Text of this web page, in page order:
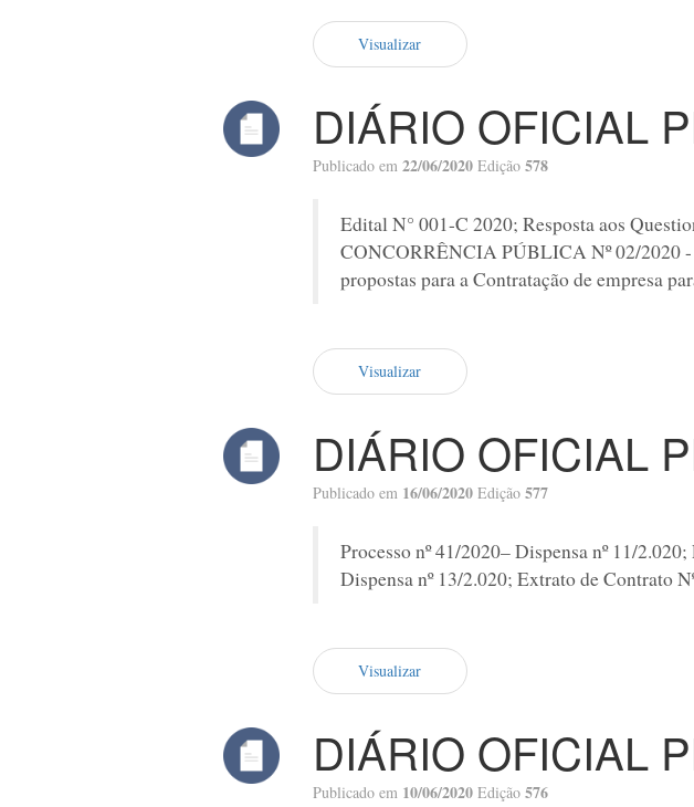
Visualizar
DIÁRIO OFICIAL
Publicado em 22/06/2020 Edição 578
Edital N° 001-C 2020; Resposta aos
CONCORRÊNCIA PÚBLICA Nº 02/2020 -
propostas para a Contratação de empresa
Visualizar
DIÁRIO OFICIAL
Publicado em 16/06/2020 Edição 577
Processo nº 41/2020– Dispensa nº 11/
Dispensa nº 13/2.020; Extrato de Contrato
Visualizar
DIÁRIO OFICIAL
Publicado em 10/06/2020 Edição 576